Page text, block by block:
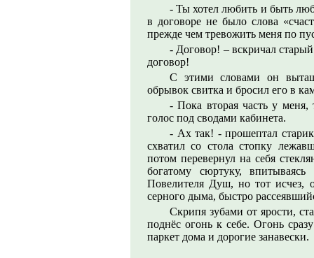
- Ты хотел любить и быть
в договоре не было слова
прежде чем тревожить меня по
- Договор! – вскричал
договор!
С этими словами он
обрывок свитка и бросил его в
- Пока вторая часть у меня,
голос под сводами кабинета.
- Ах так! - прошептал
схватил со стола стопку
потом перевернул на себя
богатому сюртуку,
Повелителя Душ, но тот исчез,
серного дыма, быстро
Скрипя зубами от ярости,
поднёс огонь к себе. Огонь
паркет дома и дорогие занавески.